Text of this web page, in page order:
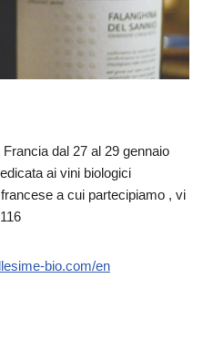
dal 27 al 29 gennaio
ai vini biologici
a cui partecipiamo , vi
bio.com/en